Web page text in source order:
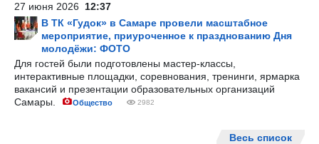
27 июня 2026 12:37
В ТК «Гудок» в Самаре провели масштабное
мероприятие, приуроченное к празднованию Дня
молодёжи: ФОТО
Для гостей были подготовлены мастер-классы,
интерактивные площадки, соревнования, тренинги, ярмарка
вакансий и презентации образовательных организаций
Самары.
Общество 2982
Весь список